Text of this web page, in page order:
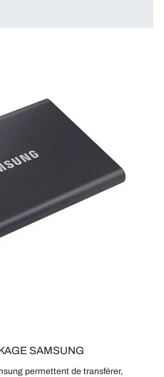
SAMSUNG
permettent de transférer,